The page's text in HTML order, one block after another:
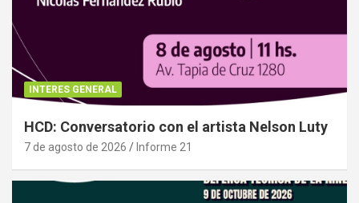
INTERES GENERAL
HCD: Conversatorio con el artista Nelson Luty
7 de agosto de 2026 Informe 21